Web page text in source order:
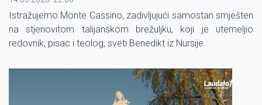
Istražujemo Monte Cassino, zadivljujući samostan smješten
na stjenovitom talijanskom brežuljku, koji je utemeljio
redovnik, pisac i teolog, sveti Benedikt iz Nursije.